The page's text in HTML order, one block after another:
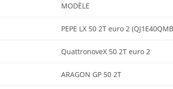
MODÈLE
PEPE LX 50 2T euro 2
QuattronoveX 50 2T euro 2
ARAGON GP 50 2T